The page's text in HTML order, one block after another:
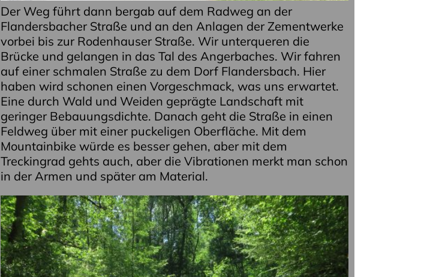
Der Weg führt dann bergab auf dem Radweg an der
Flandersbacher Straße und an den Anlagen der Zementwerke
vorbei bis zur Rodenhauser Straße. Wir unterqueren die
Brücke und gelangen in das Tal des Angerbaches. Wir fahren
auf einer schmalen Straße zu dem Dorf Flandersbach. Hier
haben wird schonen einen Vorgeschmack, was uns erwartet.
Eine durch Wald und Weiden geprägte Landschaft mit
geringer Bebauungsdichte. Danach geht die Straße in einen
Feldweg über mit einer puckeligen Oberfläche. Mit dem
Mountainbike würde es besser gehen, aber mit dem
Treckingrad gehts auch, aber die Vibrationen merkt man schon
in der Armen und später am Material.